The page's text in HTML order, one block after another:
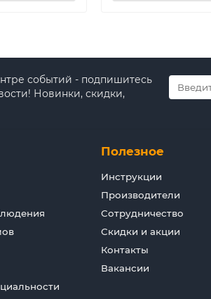
событий - подпишитесь
Новинки, скидки,
Полезное
Инструкции
Производители
Сотрудничество
Скидки и акции
Контакты
Вакансии